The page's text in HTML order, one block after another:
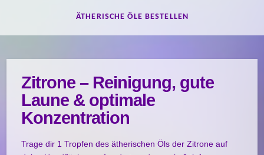
ÄTHERISCHE ÖLE BESTELLEN
Zitrone – Reinigung, gute
Laune & optimale
Konzentration
Trage dir 1 Tropfen des ätherischen Öls der Zitrone auf